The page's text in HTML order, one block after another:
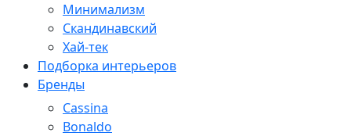
Минимализм
Скандинавский
Хай-тек
Подборка интерьеров
Бренды
Cassina
Bonaldo